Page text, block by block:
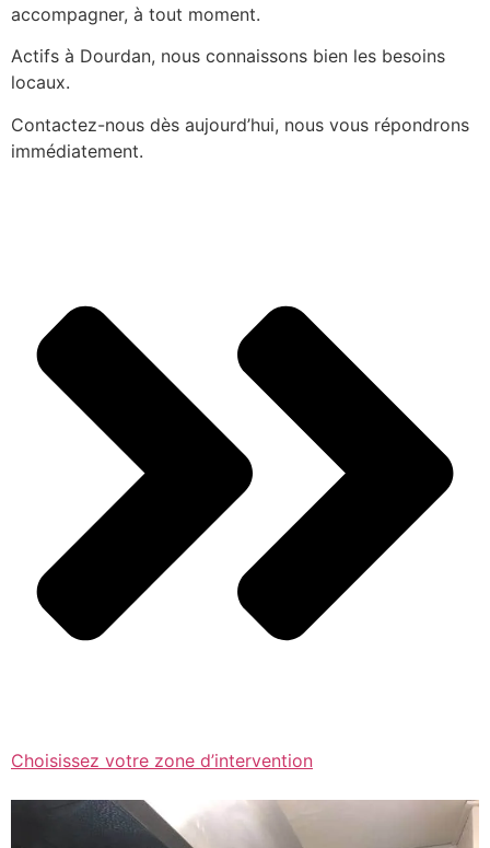
accompagner, à tout moment.
Actifs à Dourdan, nous connaissons bien les besoins
locaux.
Contactez-nous dès aujourd’hui, nous vous répondrons
immédiatement.
Choisissez votre zone d’intervention